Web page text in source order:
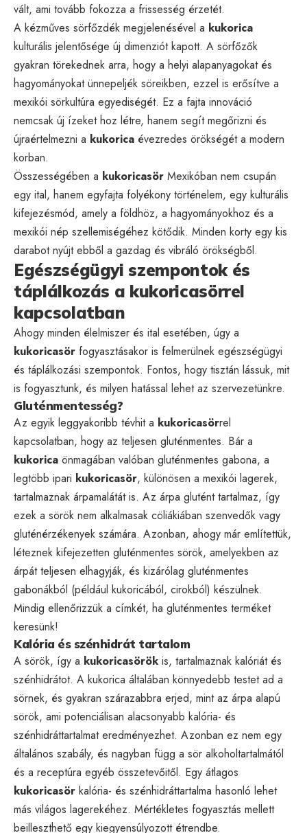
vált, ami tovább fokozza a frissesség érzetét.
A kézműves sörfőzdék megjelenésével a kukorica
kulturális jelentősége új dimenziót kapott. A sörfőzők
gyakran törekednek arra, hogy a helyi alapanyagokat és
hagyományokat ünnepeljék söreikben, ezzel is erősítve a
mexikói sörkultúra egyediségét. Ez a fajta innováció
nemcsak új ízeket hoz létre, hanem segít megőrizni és
újraértelmezni a kukorica évezredes örökségét a modern
korban.
Összességében a kukoricasör Mexikóban nem csupán
egy ital, hanem egyfajta folyékony történelem, egy kulturális
kifejezésmód, amely a földhöz, a hagyományokhoz és a
mexikói nép szellemiségéhez kötődik. Minden korty egy kis
darabot nyújt ebből a gazdag és vibráló örökségből.
Egészségügyi szempontok és
táplálkozás a kukoricasörrel
kapcsolatban
Ahogy minden élelmiszer és ital esetében, úgy a
kukoricasör fogyasztásakor is felmerülnek egészségügyi
és táplálkozási szempontok. Fontos, hogy tisztán lássuk, mit
is fogyasztunk, és milyen hatással lehet az szervezetünkre.
Gluténmentesség?
Az egyik leggyakoribb tévhit a kukoricasörrel
kapcsolatban, hogy az teljesen gluténmentes. Bár a
kukorica önmagában valóban gluténmentes gabona, a
legtöbb ipari kukoricasör, különösen a mexikói lagerek,
tartalmaznak árpamalátát is. Az árpa glutént tartalmaz, így
ezek a sörök nem alkalmasak cöliákiában szenvedők vagy
gluténérzékenyek számára. Azonban, ahogy már említettük,
léteznek kifejezetten gluténmentes sörök, amelyekben az
árpát teljesen elhagyják, és kizárólag gluténmentes
gabonákból (például kukoricából, cirokból) készülnek.
Mindig ellenőrizzük a címkét, ha gluténmentes terméket
keresünk!
Kalória és szénhidrát tartalom
A sörök, így a kukoricasörök is, tartalmaznak kalóriát és
szénhidrátot. A kukorica általában könnyedebb testet ad a
sörnek, és gyakran szárazabbra erjed, mint az árpa alapú
sörök, ami potenciálisan alacsonyabb kalória- és
szénhidráttartalmat eredményezhet. Azonban ez nem egy
általános szabály, és nagyban függ a sör alkoholtartalmától
és a receptúra egyéb összetevőitől. Egy átlagos
kukoricasör kalória- és szénhidráttartalma hasonló lehet
más világos lagerekéhez. Mértékletes fogyasztás mellett
beilleszthető egy kiegyensúlyozott étrendbe.